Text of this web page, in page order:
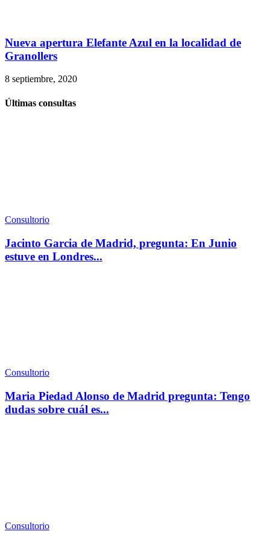
Nueva apertura Elefante Azul en la localidad de
Granollers
8 septiembre, 2020
Últimas consultas
Consultorio
Jacinto Garcia de Madrid, pregunta: En Junio
estuve en Londres...
Consultorio
Maria Piedad Alonso de Madrid pregunta: Tengo
dudas sobre cuál es...
Consultorio